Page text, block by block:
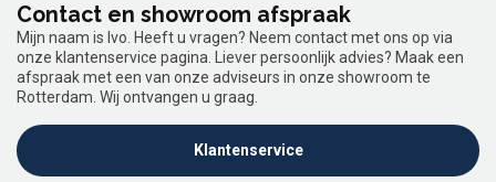
Contact en showroom afspraak
Mijn naam is Ivo. Heeft u vragen? Neem contact met ons op via
onze klantenservice pagina. Liever persoonlijk advies? Maak een
afspraak met een van onze adviseurs in onze showroom te
Rotterdam. Wij ontvangen u graag.
Klantenservice